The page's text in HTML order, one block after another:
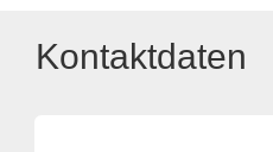
Kontaktdaten